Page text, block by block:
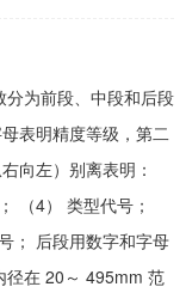
为前段、中段和后段
表明精度等级，第二
向左）别离表明：
（4） 类型代号；
； 后段用数字和字母
径在 20～ 495mm 范